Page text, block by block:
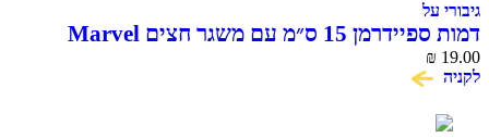
גיבורי על
דמות ספיידרמן 15 ס״מ עם משגר חצים Marvel
Hasbro
₪ 19.00
לקניה